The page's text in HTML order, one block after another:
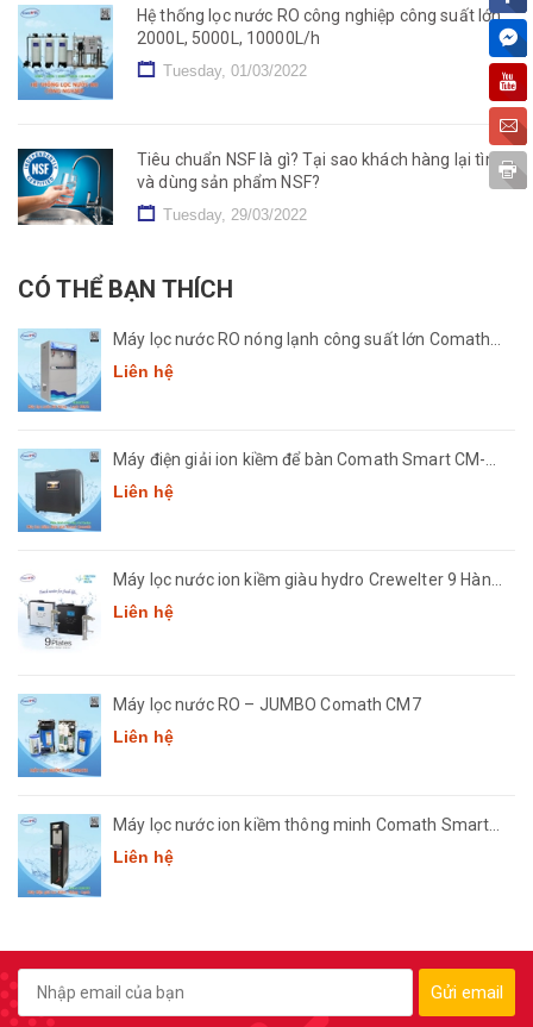
Hệ thống lọc nước RO công nghiệp công suất lớn
2000L, 5000L, 10000L/h
Tuesday, 01/03/2022
Tiêu chuẩn NSF là gì? Tại sao khách hàng lại tìm
và dùng sản phẩm NSF?
Tuesday, 29/03/2022
CÓ THỂ BẠN THÍCH
Máy lọc nước RO nóng lạnh công suất lớn Comath
CM2681-50
Liên hệ
Máy điện giải ion kiềm để bàn Comath Smart CM-
3668
Liên hệ
Máy lọc nước ion kiềm giàu hydro Crewelter 9 Hàn
Quốc
Liên hệ
Máy lọc nước RO – JUMBO Comath CM7
Liên hệ
Máy lọc nước ion kiềm thông minh Comath Smart
CM3668
Liên hệ
Gửi email